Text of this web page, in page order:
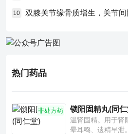
10 双膝关节缘骨质增生，关节
热门药品
非处方药 锁阳固精丸(同
温肾固精。用于肾
晕耳鸣、遗精早泄。